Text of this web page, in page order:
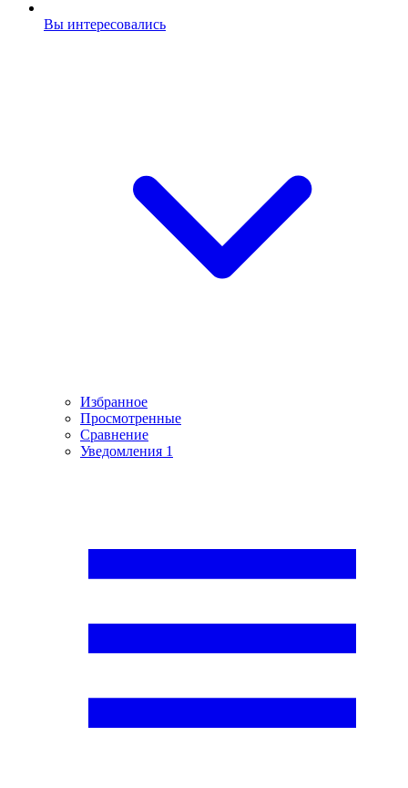
Вы интересовались
Избранное
Просмотренные
Сравнение
Уведомления 1